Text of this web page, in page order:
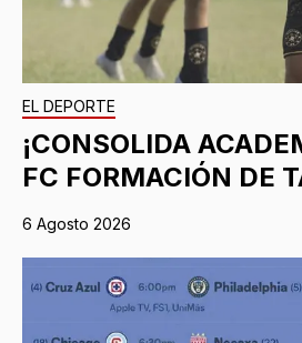
EL DEPORTE
¡CONSOLIDA
FC FORMACIÓN DE
6 Agosto 2026